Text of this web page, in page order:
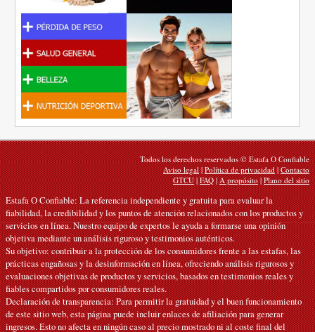
Todos los derechos reservados © Estafa O Confiable
Aviso legal|Política de privacidad|Contacto
GTCU|FAQ|A propósito|Plano del sitio
Estafa O Confiable: La referencia independiente y gratuita para evaluar la
fiabilidad, la credibilidad y los puntos de atención relacionados con los productos y
servicios en línea. Nuestro equipo de expertos le ayuda a formarse una opinión
objetiva mediante un análisis riguroso y testimonios auténticos.
Su objetivo: contribuir a la protección de los consumidores frente a las estafas, las
prácticas engañosas y la desinformación en línea, ofreciendo análisis rigurosos y
evaluaciones objetivas de productos y servicios, basados en testimonios reales y
fiables compartidos por consumidores reales.
Declaración de transparencia: Para permitir la gratuidad y el buen funcionamiento
de este sitio web, esta página puede incluir enlaces de afiliación para generar
ingresos. Esto no afecta en ningún caso al precio mostrado ni al coste final del